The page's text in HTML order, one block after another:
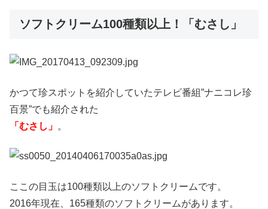
ソフトクリーム100種類以上！「むさし」
かつて珍スポットを紹介していたテレビ番組”ナニコレ珍
百景”でも紹介された
「むさし」 。
ここの目玉は100種類以上のソフトクリームです。
2016年現在、165種類のソフトクリームがあります。